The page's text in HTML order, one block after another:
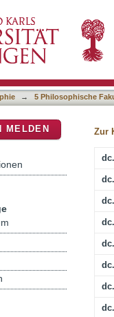
→ 5 Philosophische
Zur
MELDEN